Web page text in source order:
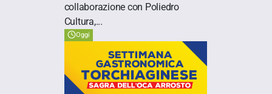
collaborazione con Poliedro
Cultura,...
Oggi